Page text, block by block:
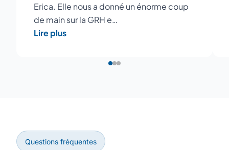
Erica. Elle nous a donné un énorme coup
de main sur la GRH e…
Lire plus
Questions fréquentes